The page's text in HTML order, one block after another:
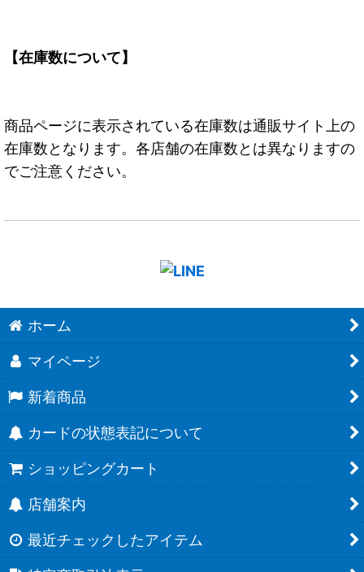
【在庫数について】
商品ページに表示されている在庫数は通販サイト上の
在庫数となります。各店舗の在庫数とは異なりますの
でご注意ください。
ホーム
マイページ
新着商品
カードの状態表記について
ショッピングカート
店舗案内
最近チェックしたアイテム